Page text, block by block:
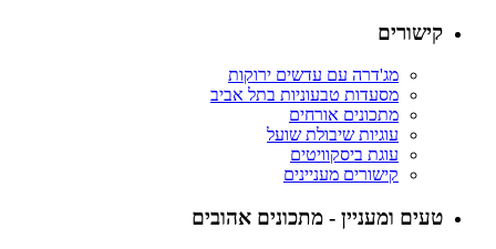
קישורים
מג'דרה עם עדשים ירוקות
מסעדות טבעוניות בתל אביב
מתכונים אורחים
עוגיות שיבולת שועל
עוגת ביסקוויטים
קישורים מעניינים
טעים ומעניין - מתכונים אהובים